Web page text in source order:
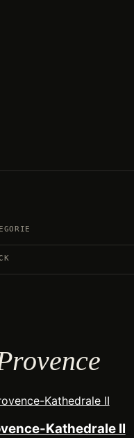
Kathedrale II